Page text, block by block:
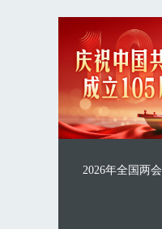
2026年全国两会